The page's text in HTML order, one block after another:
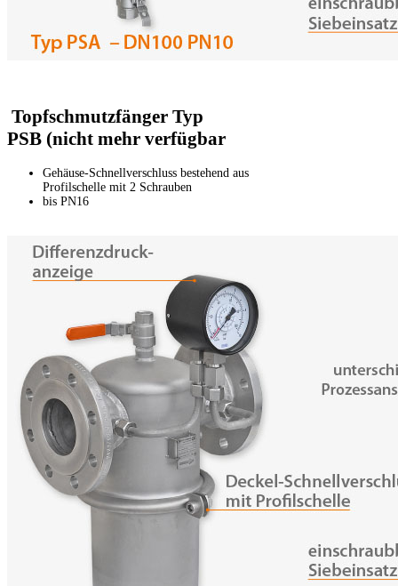
Topfschmutzfänger Typ
PSB (nicht mehr verfügbar
Gehäuse-Schnellverschluss bestehend aus
Profilschelle mit 2 Schrauben
bis PN16